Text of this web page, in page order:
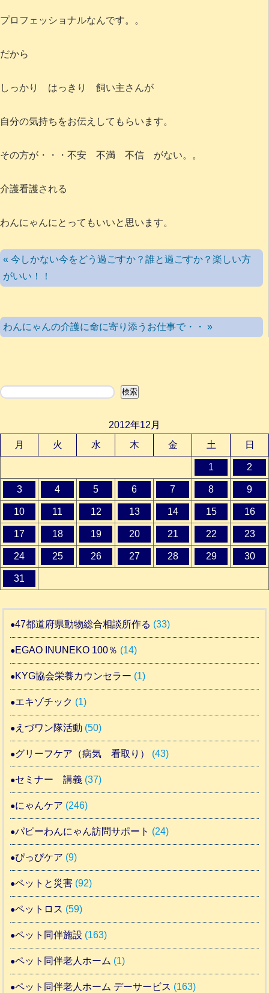
プロフェッショナルなんです。。
だから
しっかり はっきり 飼い主さんが
自分の気持ちをお伝えしてもらいます。
その方が・・・不安 不満 不信 がない。。
介護看護される
わんにゃんにとってもいいと思います。
« 今しかない今をどう過ごすか？誰と過ごすか？楽しい方
がいい！！
わんにゃんの介護に命に寄り添うお仕事で・・ »
検索 検索
2012年12月
月
火 水 木 金 土 日
1 2
3 4 5 6 7 8 9
10 11 12 13 14 15 16
17 18 19 20 21 22 23
24 25 26 27 28 29 30
31
47都道府県動物総合相談所作る (33)
EGAO INUNEKO 100％ (14)
KYG協会栄養カウンセラー (1)
エキゾチック (1)
えづワン隊活動 (50)
グリーフケア（病気 看取り） (43)
セミナー 講義 (37)
にゃんケア (246)
パピーわんにゃん訪問サポート (24)
ぴっぴケア (9)
ペットと災害 (92)
ペットロス (59)
ペット同伴施設 (163)
ペット同伴老人ホーム (1)
ペット同伴老人ホーム デーサービス (163)